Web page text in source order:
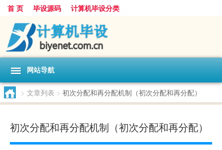
首 页 毕设源码 计算机毕设分类
网站导航
> 文章列表 > 初次分配和再分配机制（初次分配和再分配）
初次分配和再分配机制（初次分配和再分配）